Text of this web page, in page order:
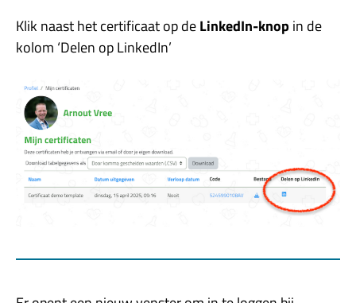
Klik naast het certificaat op deLinkedIn-knopin de
kolom ‘Delen op LinkedIn’